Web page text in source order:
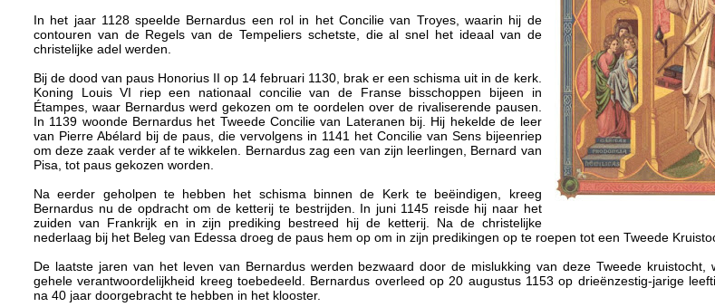
In het jaar 1128 speelde Bernardus een rol in het Concilie van Troyes, waarin hij de
contouren van de Regels van de Tempeliers schetste, die al snel het ideaal van de
christelijke adel werden.
Bij de dood van paus Honorius II op 14 februari 1130, brak er een schisma uit in de kerk.
Koning Louis VI riep een nationaal concilie van de Franse bisschoppen bijeen in
Étampes, waar Bernardus werd gekozen om te oordelen over de rivaliserende pausen.
In 1139 woonde Bernardus het Tweede Concilie van Lateranen bij. Hij hekelde de leer
van Pierre Abélard bij de paus, die vervolgens in 1141 het Concilie van Sens bijeenriep
om deze zaak verder af te wikkelen. Bernardus zag een van zijn leerlingen, Bernard van
Pisa, tot paus gekozen worden.
Na eerder geholpen te hebben het schisma binnen de Kerk te beëindigen, kreeg
Bernardus nu de opdracht om de ketterij te bestrijden. In juni 1145 reisde hij naar het
zuiden van Frankrijk en in zijn prediking bestreed hij de ketterij. Na de christelijke
nederlaag bij het Beleg van Edessa droeg de paus hem op om in zijn predikingen op te roepen tot een Tweede
De laatste jaren van het leven van Bernardus werden bezwaard door de mislukking van deze Tweede kruistocht,
gehele verantwoordelijkheid kreeg toebedeeld. Bernardus overleed op 20 augustus 1153 op drieënzestig-jarige
na 40 jaar doorgebracht te hebben in het klooster.